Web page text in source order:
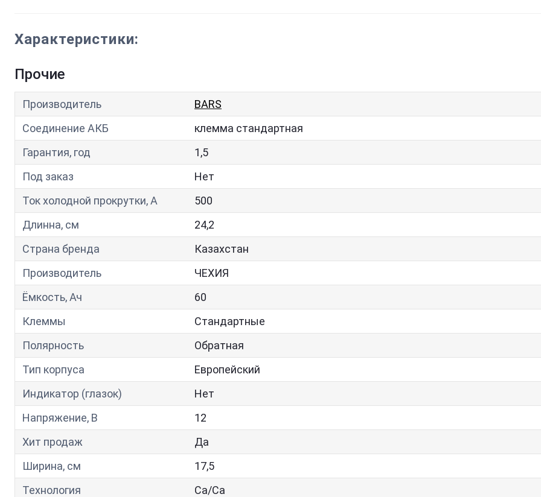
Характеристики:
Прочие
Производитель
BARS
Соединение АКБ
клемма стандартная
Гарантия, год
1,5
Под заказ
Нет
Ток холодной прокрутки, A
500
Длинна, см
24,2
Страна бренда
Казахстан
Производитель
ЧЕХИЯ
Ёмкость, Ач
60
Клеммы
Стандартные
Полярность
Обратная
Тип корпуса
Европейский
Индикатор (глазок)
Нет
Напряжение, В
12
Хит продаж
Да
Ширина, см
17,5
Технология
Са/Са